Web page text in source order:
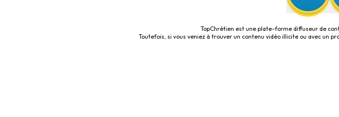
TopChrétien est une plate-forme diffuseur de
Toutefois, si vous veniez à trouver un contenu vidéo illicite ou avec un